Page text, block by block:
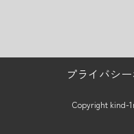
プライバシ
Copyright kind-